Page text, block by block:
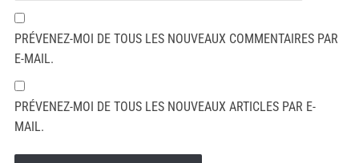
PRÉVENEZ-MOI DE TOUS LES NOUVEAUX COMMENTAIRES PAR
E-MAIL.
PRÉVENEZ-MOI DE TOUS LES NOUVEAUX ARTICLES PAR E-
MAIL.